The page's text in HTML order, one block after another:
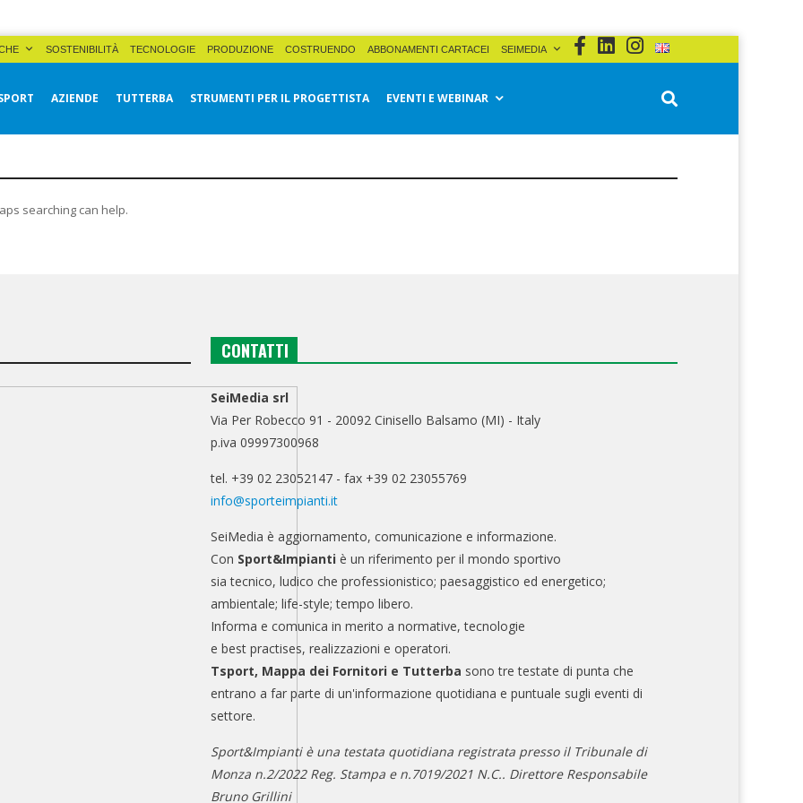
SOSTENIBILITÀ TECNOLOGIE PRODUZIONE COSTRUENDO ABBONAMENTI CARTACEI SEIMEDIA
AZIENDE TUTTERBA STRUMENTI PER IL PROGETTISTA EVENTI E WEBINAR
searching can help.
CONTATTI
SeiMedia srl
Via Per Robecco 91 - 20092 Cinisello Balsamo (MI) - Italy
p.iva 09997300968
tel. +39 02 23052147 - fax +39 02 23055769
info@sporteimpianti.it
SeiMedia è aggiornamento, comunicazione e informazione.
Con Sport&Impianti è un riferimento per il mondo sportivo
sia tecnico, ludico che professionistico; paesaggistico ed energetico;
ambientale; life-style; tempo libero.
Informa e comunica in merito a normative, tecnologie
e best practises, realizzazioni e operatori.
Tsport, Mappa dei Fornitori e Tutterba sono tre testate di punta che
entrano a far parte di un'informazione quotidiana e puntuale sugli eventi di
settore.
Sport&Impianti è una testata quotidiana registrata presso il Tribunale di
Monza n.2/2022 Reg. Stampa e n.7019/2021 N.C.. Direttore Responsabile
Bruno Grillini